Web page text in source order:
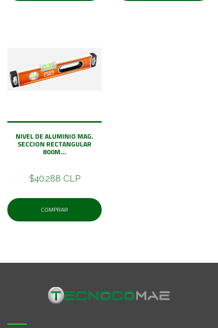
NIVEL DE ALUMINIO MAG.
SECCION RECTANGULAR
800M...
$40.288 CLP
COMPRAR